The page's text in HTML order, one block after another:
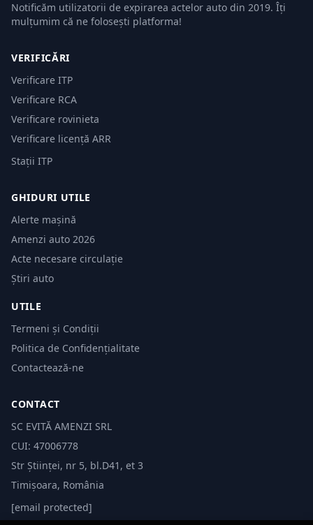
Notificăm utilizatorii de expirarea actelor auto din 2019. Îți
mulțumim că ne folosești platforma!
VERIFICĂRI
Verificare ITP
Verificare RCA
Verificare rovinieta
Verificare licență ARR
Stații ITP
GHIDURI UTILE
Alerte mașină
Amenzi auto 2026
Acte necesare circulație
Știri auto
UTILE
Termeni și Condiții
Politica de Confidențialitate
Contactează-ne
CONTACT
SC EVITĂ AMENZI SRL
CUI: 47006778
Str Științei, nr 5, bl.D41, et 3
Timișoara, România
[email protected]